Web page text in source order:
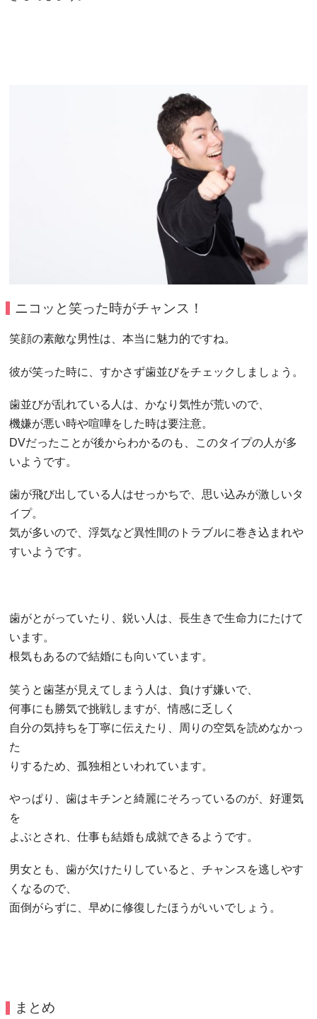
ニコッと笑った時がチャンス！
笑顔の素敵な男性は、本当に魅力的ですね。
彼が笑った時に、すかさず歯並びをチェックしましょう。
歯並びが乱れている人は、かなり気性が荒いので、
機嫌が悪い時や喧嘩をした時は要注意。
DVだったことが後からわかるのも、このタイプの人が多
いようです。
歯が飛び出している人はせっかちで、思い込みが激しいタ
イプ。
気が多いので、浮気など異性間のトラブルに巻き込まれや
すいようです。
歯がとがっていたり、鋭い人は、長生きで生命力にたけて
います。
根気もあるので結婚にも向いています。
笑うと歯茎が見えてしまう人は、負けず嫌いで、
何事にも勝気で挑戦しますが、情感に乏しく
自分の気持ちを丁寧に伝えたり、周りの空気を読めなかっ
た
りするため、孤独相といわれています。
やっぱり、歯はキチンと綺麗にそろっているのが、好運気
を
よぶとされ、仕事も結婚も成就できるようです。
男女とも、歯が欠けたりしていると、チャンスを逃しやす
くなるので、
面倒がらずに、早めに修復したほうがいいでしょう。
まとめ